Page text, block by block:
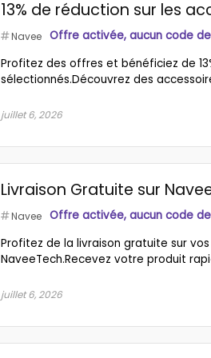
13% de réduction sur les
Navee Offre activée, aucun code
Profitez des offres et bénéficiez de
sélectionnés.Découvrez des
juillet 6, 2026
Livraison Gratuite sur
Navee Offre activée, aucun code
Profitez de la livraison gratuite sur
NaveeTech.Recevez votre produit
juillet 6, 2026